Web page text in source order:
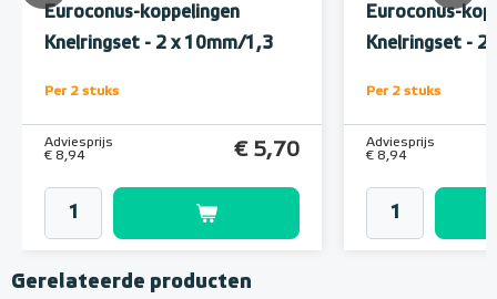
Euroconus-koppelingen
Knelringset - 2 x 10mm/1,3
Per 2 stuks
Adviesprijs
€ 8,94
€ 5,70
Euroconus-
Knelringset - 2
Per 2 stuks
Adviesprijs
€ 8,94
Gerelateerde producten